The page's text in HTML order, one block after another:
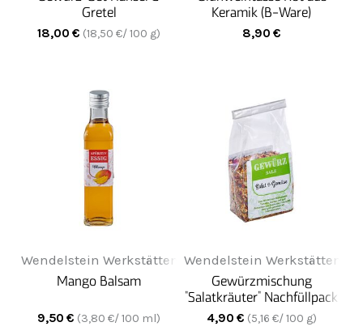
Gretel
18,00 € (18,50 €/ 100 g)
Keramik (B-Ware)
8,90 €
Wendelstein Werkstätten
Mango Balsam
9,50 € (3,80 €/ 100 ml)
Wendelstein Werkstätten
Gewürzmischung
"Salatkräuter" Nachfüllpack
4,90 € (5,16 €/ 100 g)